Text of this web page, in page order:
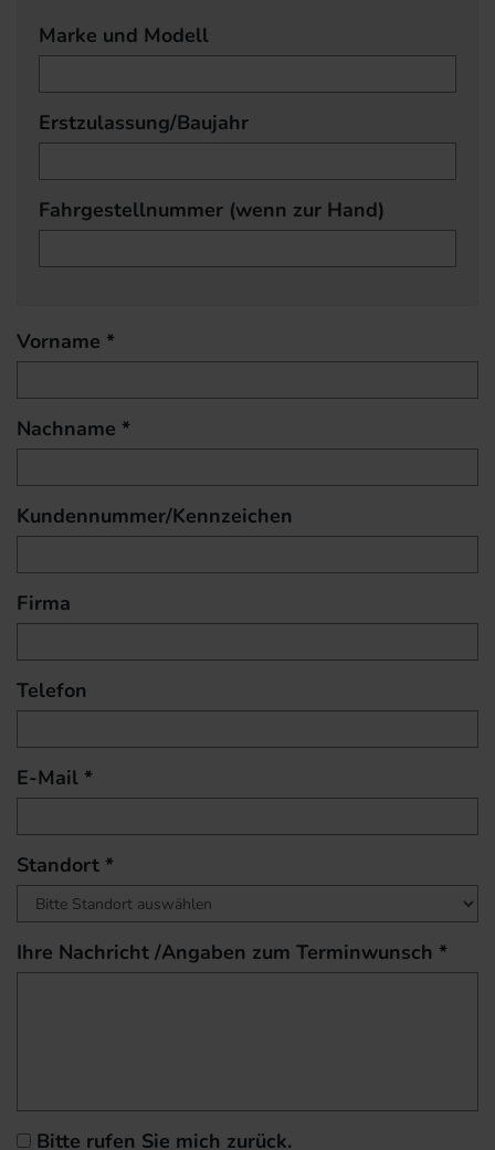
Marke und Modell
Erstzulassung/Baujahr
Fahrgestellnummer (wenn zur Hand)
Vorname *
Nachname *
Kundennummer/Kennzeichen
Firma
Telefon
E-Mail *
Standort *
Ihre Nachricht /Angaben zum Terminwunsch *
Bitte rufen Sie mich zurück.